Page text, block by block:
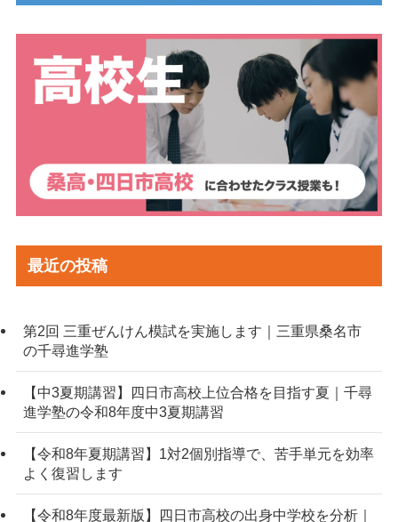
最近の投稿
第2回 三重ぜんけん模試を実施します｜三重県桑名市
の千尋進学塾
【中3夏期講習】四日市高校上位合格を目指す夏｜千尋
進学塾の令和8年度中3夏期講習
【令和8年夏期講習】1対2個別指導で、苦手単元を効率
よく復習します
【令和8年度最新版】四日市高校の出身中学校を分析｜